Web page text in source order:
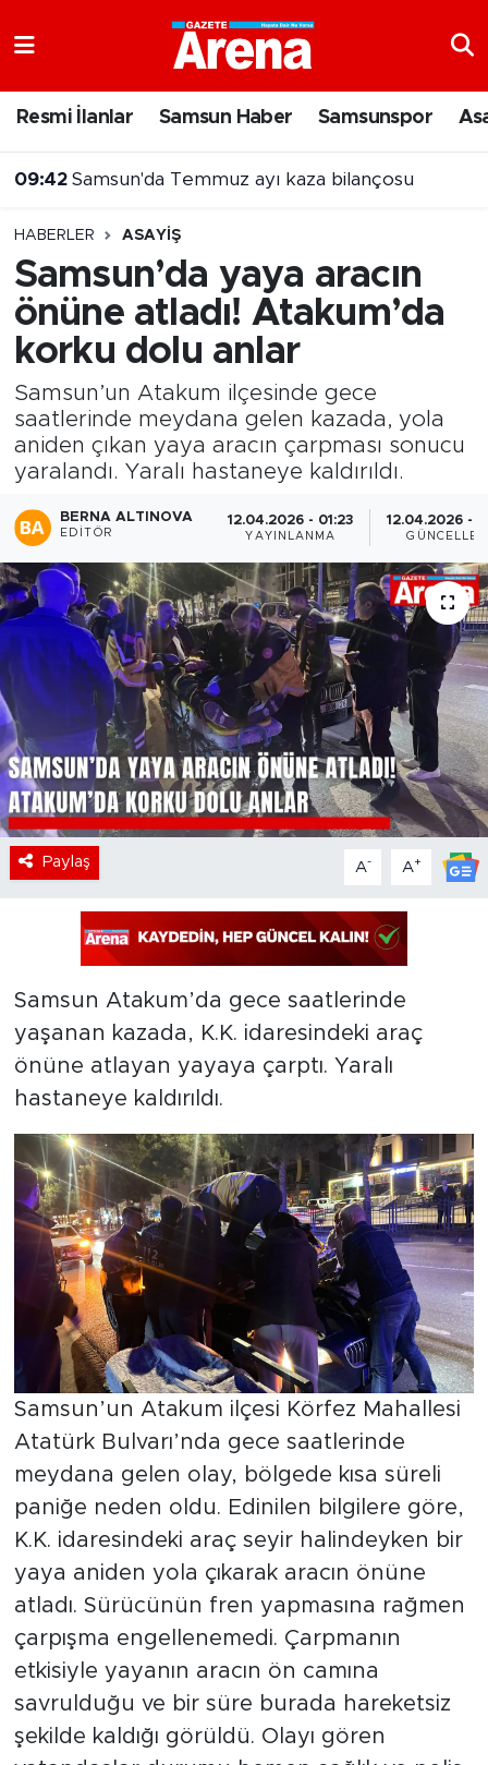
Resmi İlanlar Samsun Haber Samsunspor
09:42 Samsun'da Temmuz ayı kaza bilançosu
HABERLER ASAYIŞ
Samsun’da yaya aracın
önüne atladı! Atakum’da
korku dolu anlar
Samsun’un Atakum ilçesinde gece
saatlerinde meydana gelen kazada, yola
aniden çıkan yaya aracın çarpması sonucu
yaralandı. Yaralı hastaneye kaldırıldı.
BERNA ALTINOVA
EDITÖR
12.04.2026 - 01:23
YAYINLANMA
12.04.2026 -
Paylaş A- A+
Samsun Atakum’da gece saatlerinde
yaşanan kazada, K.K. idaresindeki araç
önüne atlayan yayaya çarptı. Yaralı
hastaneye kaldırıldı.
Samsun’un Atakum ilçesi Körfez Mahallesi
Atatürk Bulvarı’nda gece saatlerinde
meydana gelen olay, bölgede kısa süreli
paniğe neden oldu. Edinilen bilgilere göre,
K.K. idaresindeki araç seyir halindeyken bir
yaya aniden yola çıkarak aracın önüne
atladı. Sürücünün fren yapmasına rağmen
çarpışma engellenemedi. Çarpmanın
etkisiyle yayanın aracın ön camına
savrulduğu ve bir süre burada hareketsiz
şekilde kaldığı görüldü. Olayı gören
Samsun Namaz Vakitleri
Trafik Durumu
Süper Lig Puan Durumu ve Fikstür
Tüm Manşetler
Son Dakika Haberleri
Haber Arşivi